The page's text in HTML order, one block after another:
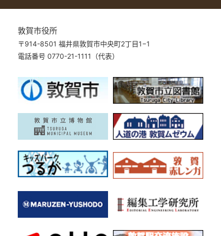
敦賀市役所
〒914-8501 福井県敦賀市中央町2丁目1−1
電話番号 0770-21-1111（代表）